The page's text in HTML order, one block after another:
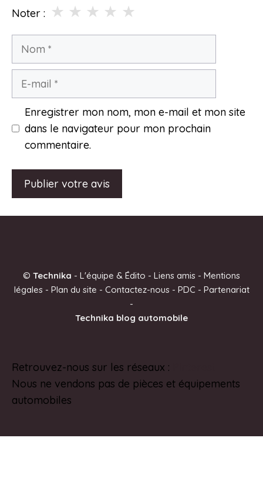
Noter : ★
★
★
★
★
Nom
Enregistrer mon nom, mon e-mail et mon site
dans le navigateur pour mon prochain
commentaire.
n
v
e
© Technika - L'équipe & Édito - Liens amis - Mentions
légales- Plan du site - Contactez-nous- PDC - Partenariat
-
Technika blog automobile
Retrouvez-nous sur les réseaux :
Nous ne vendons pas de pièces et équipements
automobiles